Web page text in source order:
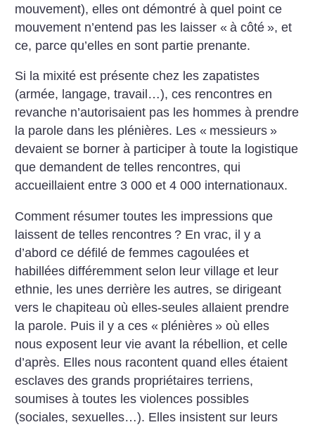
mouvement), elles ont démontré à quel point ce
mouvement n’entend pas les laisser « à côté », et
ce, parce qu’elles en sont partie prenante.
Si la mixité est présente chez les zapatistes
(armée, langage, travail…), ces rencontres en
revanche n’autorisaient pas les hommes à prendre
la parole dans les plénières. Les « messieurs »
devaient se borner à participer à toute la logistique
que demandent de telles rencontres, qui
accueillaient entre 3 000 et 4 000 internationaux.
Comment résumer toutes les impressions que
laissent de telles rencontres ? En vrac, il y a
d’abord ce défilé de femmes cagoulées et
habillées différemment selon leur village et leur
ethnie, les unes derrière les autres, se dirigeant
vers le chapiteau où elles-seules allaient prendre
la parole. Puis il y a ces « plénières » où elles
nous exposent leur vie avant la rébellion, et celle
d’après. Elles nous racontent quand elles étaient
esclaves des grands propriétaires terriens,
soumises à toutes les violences possibles
(sociales, sexuelles…). Elles insistent sur leurs